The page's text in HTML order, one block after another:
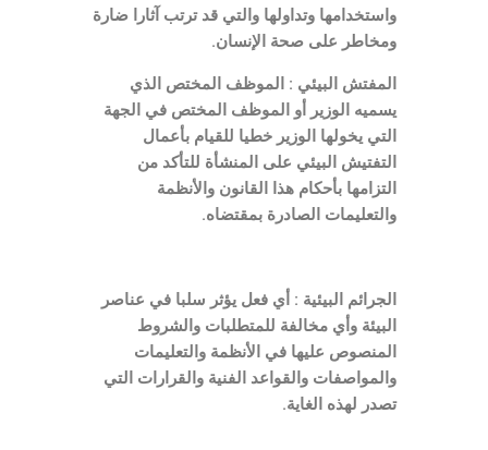
واستخدامها وتداولها والتي قد ترتب آثارا ضارة
ومخاطر على صحة الإنسان.
المفتش البيئي : الموظف المختص الذي
يسميه الوزير أو الموظف المختص في الجهة
التي يخولها الوزير خطيا للقيام بأعمال
التفتيش البيئي على المنشأة للتأكد من
التزامها بأحكام هذا القانون والأنظمة
والتعليمات الصادرة بمقتضاه.
الجرائم البيئية : أي فعل يؤثر سلبا في عناصر
البيئة وأي مخالفة للمتطلبات والشروط
المنصوص عليها في الأنظمة والتعليمات
والمواصفات والقواعد الفنية والقرارات التي
تصدر لهذه الغاية.